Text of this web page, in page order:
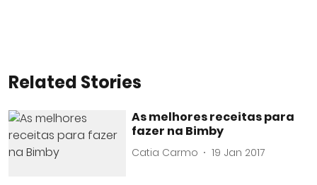
Related Stories
As melhores receitas para
fazer na Bimby
Catia Carmo 19 Jan 2017